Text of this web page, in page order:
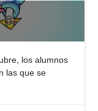
los alumnos
las que se